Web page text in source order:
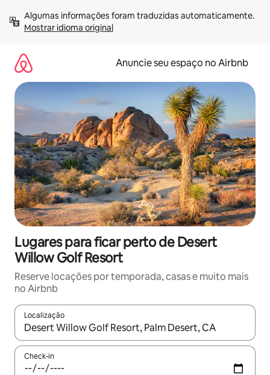
para
Mostrar idioma original
Anuncie seu espaço no Airbnb
Lugares para ficar perto de Desert
Willow Golf Resort
Reserve locações por temporada, casas e muito mais
no Airbnb
Localização
Quando os resultados estiverem disponíveis, explore-os
Check-in